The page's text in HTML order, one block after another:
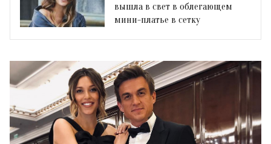
вышла в свет в облегающем
мини-платье в сетку